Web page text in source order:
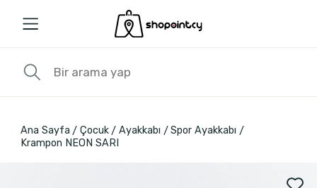
Ana Sayfa Çocuk Ayakkabı
Spor Ayakkabı
Krampon NEON SARI